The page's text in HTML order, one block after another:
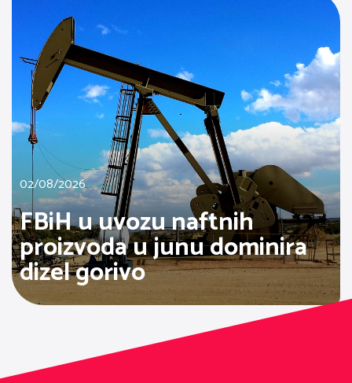
02/08/2026
FBiH u uvozu naftnih
proizvoda u junu dominira
dizel gorivo